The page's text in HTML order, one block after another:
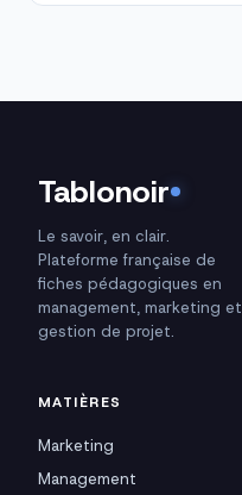
Tablonoir
Le savoir, en clair.
Plateforme française de
fiches pédagogiques en
management, marketing et
gestion de projet.
MATIÈRES
Marketing
Management